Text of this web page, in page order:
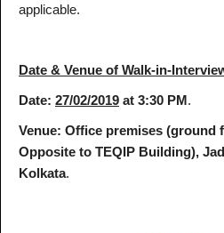
applicable.
Date & Venue of Walk-in-
Date: 27/02/2019 at 3:30 PM.
Venue: Office premises (ground
Opposite to TEQIP Building),
Kolkata.